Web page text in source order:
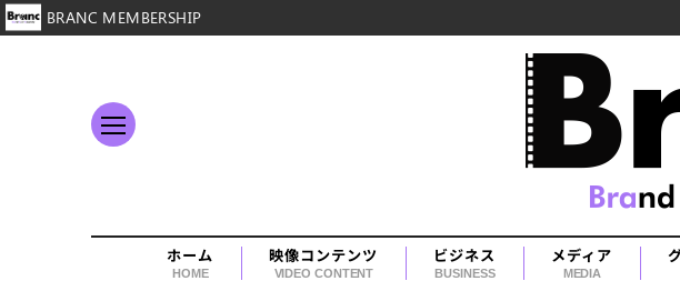
ホーム
HOME
映像コンテンツ
VIDEO CONTENT
ビジネス
BUSINESS
メディア
MEDIA
BRANC MEMBERSHIP